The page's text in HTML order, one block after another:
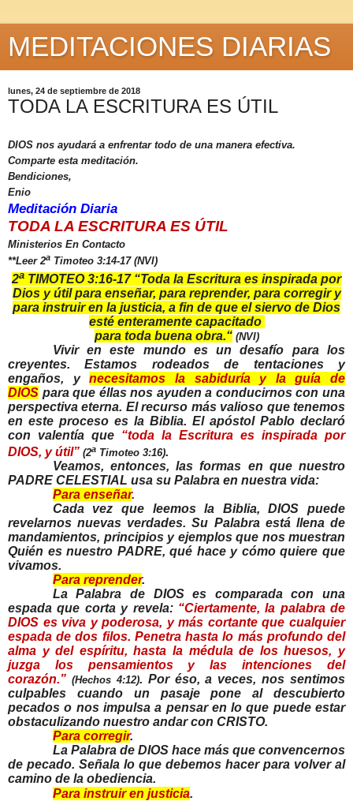
MEDITACIONES DIARIAS
lunes, 24 de septiembre de 2018
TODA LA ESCRITURA ES ÚTIL
DIOS nos ayudará a enfrentar todo de una manera efectiva.
Comparte esta meditación.
Bendiciones,
Enio
Meditación Diaria
TODA LA ESCRITURA ES ÚTIL
Ministerios En Contacto
**Leer 2a Timoteo 3:14-17 (NVI)
2a TIMOTEO 3:16-17 “Toda la Escritura es inspirada por
Dios y útil para enseñar, para reprender, para corregir y
para instruir en la justicia, a fin de que el siervo de Dios
esté enteramente capacitado
para toda buena obra.“ (NVI)
Vivir en este mundo es un desafío para los
creyentes. Estamos rodeados de tentaciones y
engaños, ynecesitamos la sabiduría y la guía de
DIOS para que éllas nos ayuden a conducirnos con una
perspectiva eterna. El recurso más valioso que tenemos
en este proceso es la Biblia. El apóstol Pablo declaró
con valentía que “toda la Escritura es inspirada por
DIOS, y útil” (2a Timoteo 3:16).
Veamos, entonces, las formas en que nuestro
PADRE CELESTIAL usa su Palabra en nuestra vida:
Para enseñar.
Cada vez que leemos la Biblia, DIOS puede
revelarnos nuevas verdades. Su Palabra está llena de
mandamientos, principios y ejemplos que nos muestran
Quién es nuestro PADRE, qué hace y cómo quiere que
vivamos.
Para reprender.
La Palabra de DIOS es comparada con una
espada que corta y revela: “Ciertamente, la palabra de
DIOS es viva y poderosa, y más cortante que cualquier
espada de dos filos. Penetra hasta lo más profundo del
alma y del espíritu, hasta la médula de los huesos, y
juzga los pensamientos y las intenciones del
corazón.” (Hechos 4:12). Por éso, a veces, nos sentimos
culpables cuando un pasaje pone al descubierto
pecados o nos impulsa a pensar en lo que puede estar
obstaculizando nuestro andar con CRISTO.
Para corregir.
La Palabra de DIOS hace más que convencernos
de pecado. Señala lo que debemos hacer para volver al
camino de la obediencia.
Para instruir en justicia.